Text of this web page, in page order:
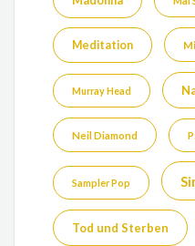
Meditation
Murray Head
Neil Diamond
Sampler Pop
Tod und Sterben